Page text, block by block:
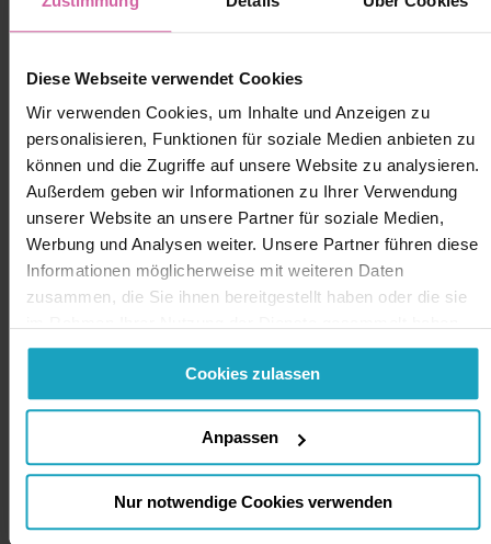
Diese Webseite verwendet Cookies
Wir verwenden Cookies, um Inhalte und Anzeigen zu
personalisieren, Funktionen für soziale Medien anbieten zu
können und die Zugriffe auf unsere Website zu analysieren.
Außerdem geben wir Informationen zu Ihrer Verwendung
unserer Website an unsere Partner für soziale Medien,
Werbung und Analysen weiter. Unsere Partner führen diese
Informationen möglicherweise mit weiteren Daten
zusammen, die Sie ihnen bereitgestellt haben oder die sie
Sie geben Einwilligung zu unseren Cookies, wenn Sie
unsere Webseite weiterhin nutzen.
Cookies zulassen
Anpassen
Nur notwendige Cookies verwenden